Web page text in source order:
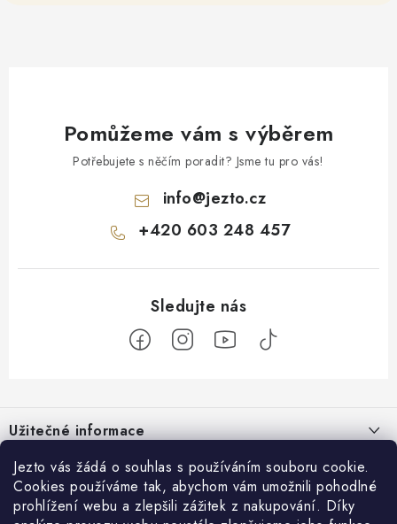
Jezto vás žádá o souhlas s používáním souboru cookie.
Cookies používáme tak, abychom vám umožnili pohodlné
prohlížení webu a zlepšili zážitek z nakupování. Díky
Pomůžeme vám s výběrem
Potřebujete s něčím poradit? Jsme tu pro vás!
info@jezto.cz
+420 603 248 457
pUžitečné informace
O nás
Náš příběh
Zákaznický servis
Obchodní podmínky